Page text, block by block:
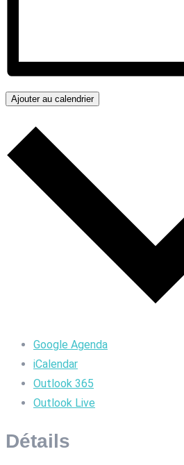
Ajouter au calendrier
Google Agenda
iCalendar
Outlook 365
Outlook Live
Détails